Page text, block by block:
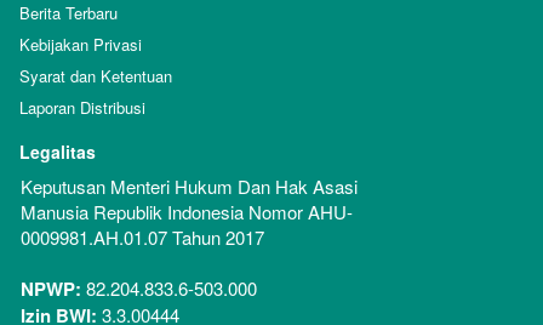
Berita Terbaru
Kebijakan Privasi
Syarat dan Ketentuan
Laporan Distribusi
Legalitas
Keputusan Menteri Hukum Dan Hak Asasi
Manusia Republik Indonesia Nomor AHU-
0009981.AH.01.07 Tahun 2017
NPWP: 82.204.833.6-503.000
Izin BWI: 3.3.00444